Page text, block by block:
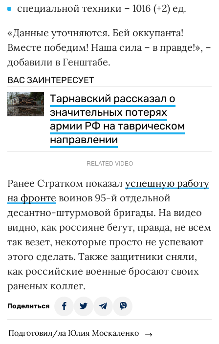
специальной техники – 1016 (+2) ед.
«Данные уточняются. Бей оккупанта!
Вместе победим! Наша сила – в правде!», –
добавили в Генштабе.
ВАС ЗАИНТЕРЕСУЕТ
Тарнавский рассказал о
значительных потерях
армии РФ на таврическом
направлении
RELATED VIDEO
Ранее Стратком показал успешную работу
на фронте воинов 95-й отдельной
десантно-штурмовой бригады. На видео
видно, как россияне бегут, правда, не всем
так везет, некоторые просто не успевают
этого сделать. Также защитники сняли,
как российские военные бросают своих
раненых коллег.
Поделиться
Подготовил/ла Юлия Москаленко